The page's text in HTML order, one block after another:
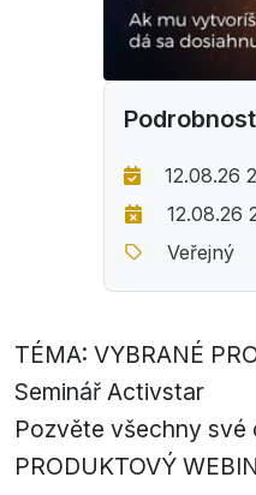
12.08.26
12.08.26
Veřejný
TÉMA: VYBRANÉ
Seminář Activstar
Pozvěte všechny své
PRODUKTOVÝ